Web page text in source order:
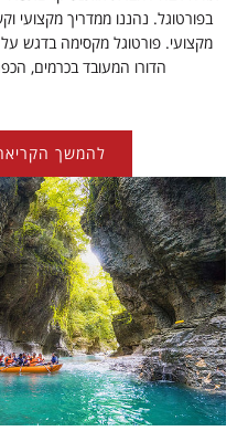
בפורטוגל. נהננו ממדריך מקצועי
מקצועי. פורטוגל מקסימה בדגש על
הדורו המעובד בכרמים,
להמשך